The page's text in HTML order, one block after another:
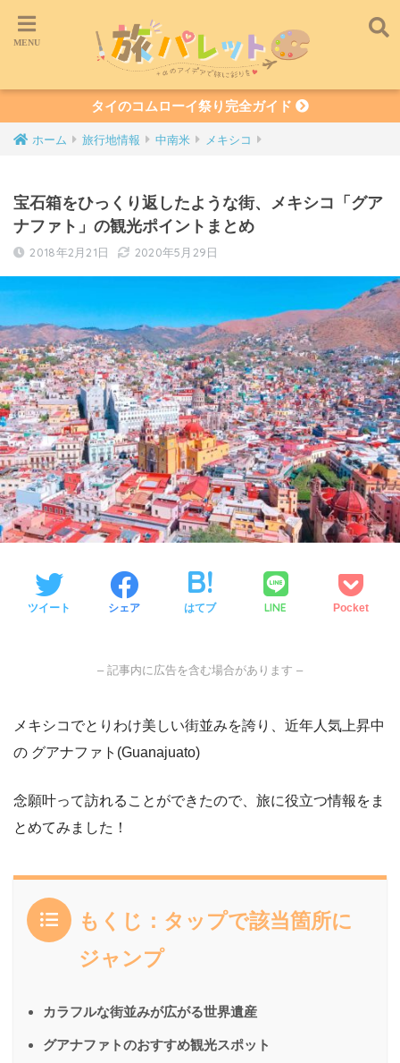
タイのコムローイ祭り完全ガイド
ホーム 旅行地情報 中南米 メキシコ
宝石箱をひっくり返したような街、メキシコ「グア
ナファト」の観光ポイントまとめ
2018年2月21日 2020年5月29日
ツイート シェア はてブ LINE Pocket
– 記事内に広告を含む場合があります –
メキシコでとりわけ美しい街並みを誇り、近年人気上昇中
の グアナファト(Guanajuato)
念願叶って訪れることができたので、旅に役立つ情報をま
とめてみました！
もくじ：タップで該当箇所に
ジャンプ
カラフルな街並みが広がる世界遺産
グアナファトのおすすめ観光スポット